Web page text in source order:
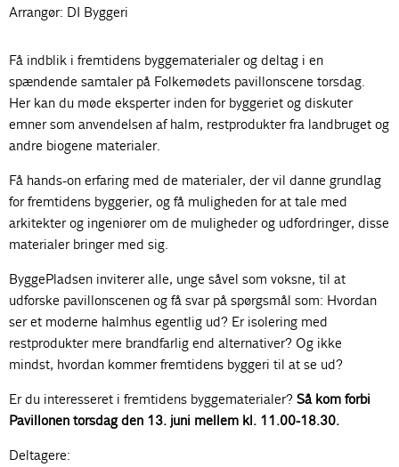
Arrangør: DI Byggeri
Få indblik i fremtidens byggematerialer og deltag i en
spændende samtaler på Folkemødets pavillonscene torsdag.
Her kan du møde eksperter inden for byggeriet og diskuter
emner som anvendelsen af halm, restprodukter fra landbruget og
andre biogene materialer.
Få hands-on erfaring med de materialer, der vil danne grundlag
for fremtidens byggerier, og få muligheden for at tale med
arkitekter og ingeniører om de muligheder og udfordringer, disse
materialer bringer med sig.
ByggePladsen inviterer alle, unge såvel som voksne, til at
udforske pavillonscenen og få svar på spørgsmål som: Hvordan
ser et moderne halmhus egentlig ud? Er isolering med
restprodukter mere brandfarlig end alternativer? Og ikke
mindst, hvordan kommer fremtidens byggeri til at se ud?
Er du interesseret i fremtidens byggematerialer?Så kom forbi
Pavillonen torsdag den 13. juni mellem kl. 11.00-18.30.
Deltagere: